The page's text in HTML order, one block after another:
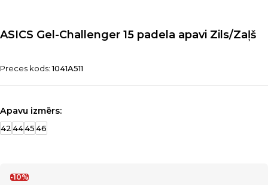
ASICS Gel-Challenger 15 padela apavi Zils/Zaļš
Preces kods:1041A511
Apavu izmērs:
42444546
-10%